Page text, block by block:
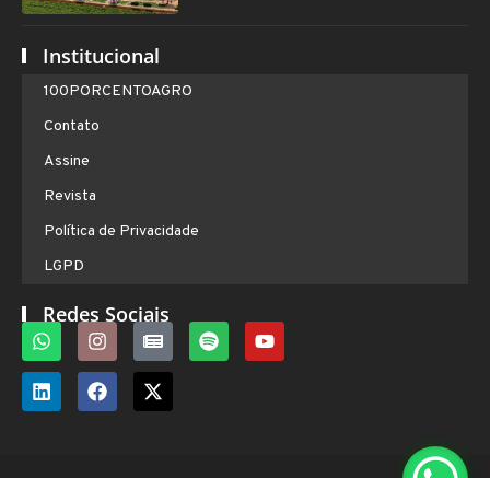
Institucional
100PORCENTOAGRO
Contato
Assine
Revista
Política de Privacidade
LGPD
Redes Sociais